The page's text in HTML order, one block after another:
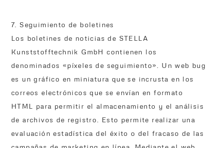
7. Seguimiento de boletines
Los boletines de noticias de STELLA
Kunststofftechnik GmbH contienen los
denominados «píxeles de seguimiento». Un web bug
es un gráfico en miniatura que se incrusta en los
correos electrónicos que se envían en formato
HTML para permitir el almacenamiento y el análisis
de archivos de registro. Esto permite realizar una
evaluación estadística del éxito o del fracaso de las